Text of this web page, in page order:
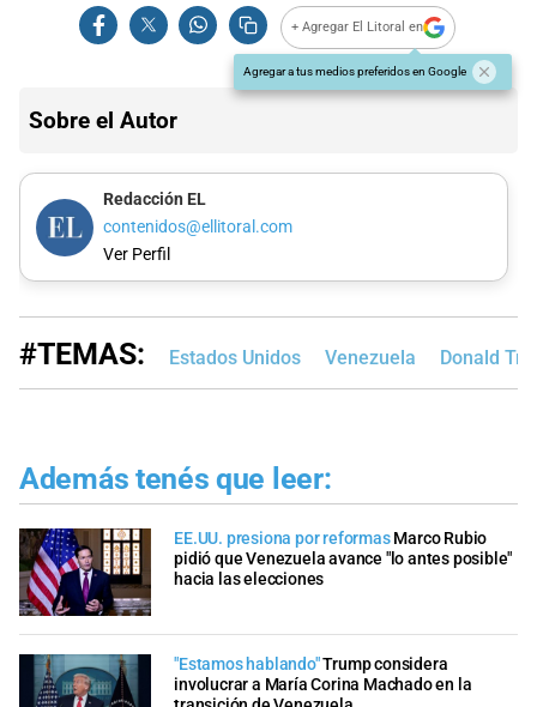
+ Agregar El Litoral en
Agregar a tus medios preferidos en Google
Sobre el Autor
Redacción EL
contenidos@ellitoral.com
Ver Perfil
#TEMAS: Estados Unidos Venezuela Donald
Además tenés que leer:
EE.UU. presiona por reformas Marco Rubio
pidió que Venezuela avance "lo antes posible"
hacia las elecciones
"Estamos hablando"Trump considera
involucrar a María Corina Machado en la